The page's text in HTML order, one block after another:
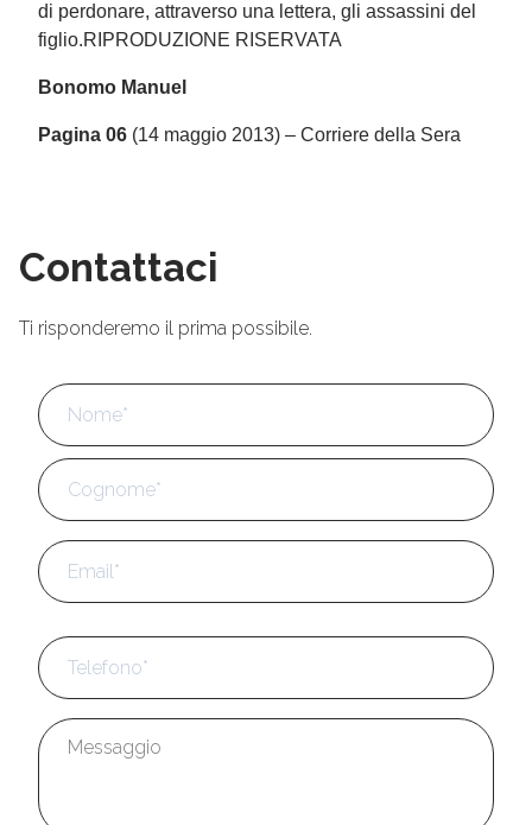
di perdonare, attraverso una lettera, gli assassini del
figlio.RIPRODUZIONE RISERVATA
Bonomo Manuel
Pagina 06 (14 maggio 2013) – Corriere della Sera
Contattaci
Ti risponderemo il prima possibile.
Nome *
Email
Telefono *
Messaggio